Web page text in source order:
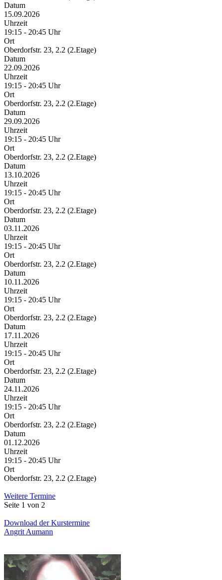
Datum
15.09.2026
Uhrzeit
19:15 - 20:45 Uhr
Ort
Oberdorfstr. 23, 2.2 (2.Etage)
Datum
22.09.2026
Uhrzeit
19:15 - 20:45 Uhr
Ort
Oberdorfstr. 23, 2.2 (2.Etage)
Datum
29.09.2026
Uhrzeit
19:15 - 20:45 Uhr
Ort
Oberdorfstr. 23, 2.2 (2.Etage)
Datum
13.10.2026
Uhrzeit
19:15 - 20:45 Uhr
Ort
Oberdorfstr. 23, 2.2 (2.Etage)
Datum
03.11.2026
Uhrzeit
19:15 - 20:45 Uhr
Ort
Oberdorfstr. 23, 2.2 (2.Etage)
Datum
10.11.2026
Uhrzeit
19:15 - 20:45 Uhr
Ort
Oberdorfstr. 23, 2.2 (2.Etage)
Datum
17.11.2026
Uhrzeit
19:15 - 20:45 Uhr
Ort
Oberdorfstr. 23, 2.2 (2.Etage)
Datum
24.11.2026
Uhrzeit
19:15 - 20:45 Uhr
Ort
Oberdorfstr. 23, 2.2 (2.Etage)
Datum
01.12.2026
Uhrzeit
19:15 - 20:45 Uhr
Ort
Oberdorfstr. 23, 2.2 (2.Etage)
Weitere Termine
Seite 1 von 2
Download der Kurstermine
Angrit Aumann